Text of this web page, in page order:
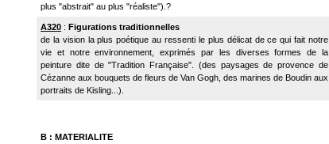
plus "abstrait" au plus "réaliste").?
A320 : Figurations traditionnelles
de la vision la plus poétique au ressenti le plus délicat de ce qui fait notre
vie et notre environnement, exprimés par les diverses formes de la
peinture dite de "Tradition Française". (des paysages de provence de
Cézanne aux bouquets de fleurs de Van Gogh, des marines de Boudin aux
portraits de Kisling...).
B : MATERIALITE